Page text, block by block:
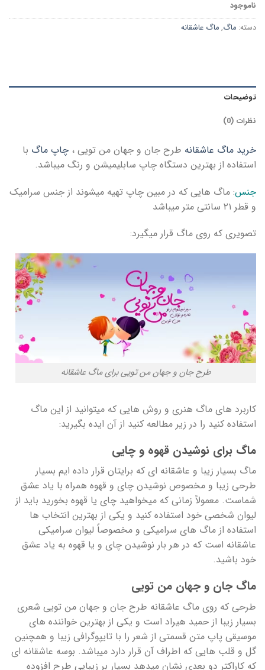
ناموجود
دسته: ماگ, ماگ عاشقانه
توضیحات
نظرات (0)
خرید ماگ عاشقانه طرح جان و جهان من تویی ، چاپ ماگ با
استفاده از بهترین دستگاه چاپ سابلیمیشن و رنگ میباشد.
جنس: ماگ هایی که در مبین چاپ تهیه میشوند از جنس سرامیک
و قطر ۲۱ سانتی متر میباشد
تصویری که روی ماگ قرار میگیرد:
طرح جان و جهان من تویی برای ماگ عاشقانه
کاربرد های ماگ هنری و روش هایی که میتوانید از این ماگ
استفاده کنید را در زیر مطالعه کنید از آن ایده بگیرید:
ماگ برای نوشیدن قهوه و چایی
ماگ بسیار زیبا و عاشقانه ای که برایتان قرار داده ایم بسیار
طرحی زیبا و مخصوص نوشیدن چای و قهوه همراه با یاد عشق
شماست. معمولاً زمانی که میخواهید چای یا قهوه بخورید باید از
لیوان شخصی خود استفاده کنید و یکی از بهترین انتخاب ها
استفاده از ماگ های سرامیکی و مخصوصاً لیوان سرامیکی
عاشقانه است که در هر بار نوشیدن چای و یا قهوه به یاد عشق
خود باشید.
ماگ جان و جهان من تویی
طرحی که روی ماگ عاشقانه طرح جان و جهان من تویی شعری
بسیار زیبا از حمید هیراد است و یکی از بهترین خواننده های
موسیقی پاپ متن قسمتی از شعر را با تایپوگرافی زیبا و همچنین
گل و قلب هایی که اطراف آن قرار دارد میباشد. بوسه عاشقانه ای
که کاراکتر دو بعدی نشان میدهد بسیار بر زیبایی طرح افزوده